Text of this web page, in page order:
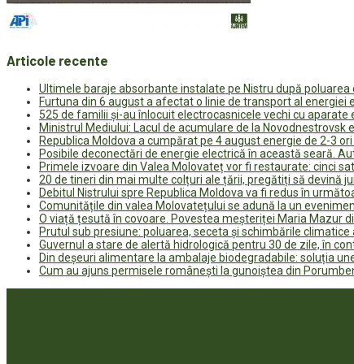
Articole recente
Ultimele baraje absorbante instalate pe Nistru după
Furtuna din 6 august a afectat o linie de transport al energiei
525 de familii și-au înlocuit electrocasnicele vechi cu
Ministrul Mediului: Lacul de acumulare de la Novodnestrovsk
Republica Moldova a cumpărat pe 4 august energie de 2-3
Posibile deconectări de energie electrică în această seară.
Primele izvoare din Valea Molovateț vor fi restaurate: cinci
20 de tineri din mai multe colțuri ale țării, pregătiți să devină
Debitul Nistrului spre Republica Moldova va fi redus în
Comunitățile din valea Molovatețului se adună la un
O viață țesută în covoare. Povestea meșteriței Maria Mazur
Prutul sub presiune: poluarea, seceta și schimbările
Guvernul a stare de alertă hidrologică pentru 30 de zile, în
Din deșeuri alimentare la ambalaje biodegradabile: soluția
Cum au ajuns permisele românești la gunoiștea din